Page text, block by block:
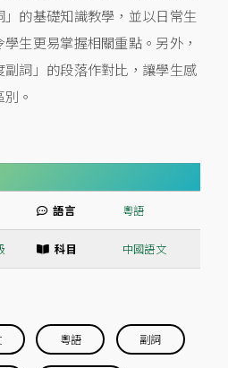
的基礎知識教學，並以日常生
生更易掌握相關重點。另外，
詞」的段落作對比，讓學生感
。
語言 粵語
科目 中國語文
粵語 副詞